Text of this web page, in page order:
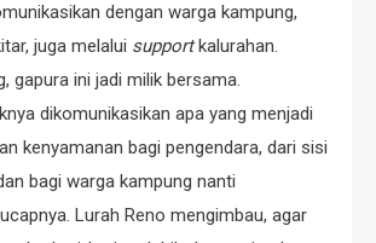
dengan warga kampung,
juga melalui supportkalurahan.
gapura ini jadi milik bersama.
dikomunikasikan apa yang menjadi
kenyamanan bagi pengendara, dari sisi
bagi warga kampung nanti
ucapnya. Lurah Reno mengimbau, agar